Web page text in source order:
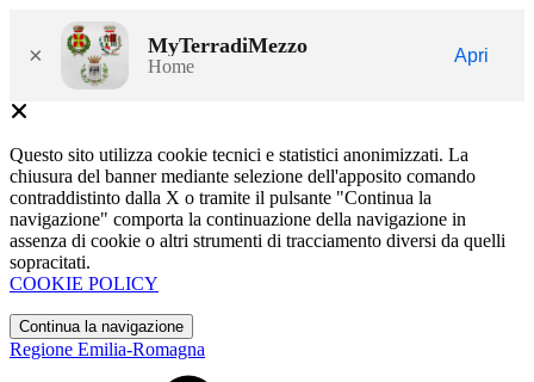
× MyTerradiMezzo
Home
Apri
Questo sito utilizza cookie tecnici e statistici anonimizzati. La
chiusura del banner mediante selezione dell'apposito comando
contraddistinto dalla X o tramite il pulsante "Continua la
navigazione" comporta la continuazione della navigazione in
assenza di cookie o altri strumenti di tracciamento diversi da quelli
sopracitati.
COOKIE POLICY
Continua la navigazione
Regione Emilia-Romagna